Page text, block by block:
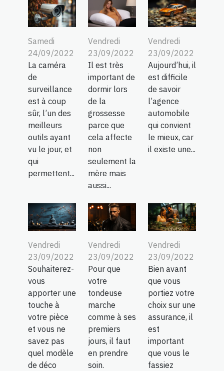
Samedi
24/09/2022
La caméra
de
surveillance
est à coup
sûr, l’un des
meilleurs
outils ayant
vu le jour, et
qui
permettent...
Vendredi
23/09/2022
Il est très
important de
dormir lors
de la
grossesse
parce que
cela affecte
non
seulement la
mère mais
aussi...
Vendredi
23/09/2022
Aujourd’hui, il
est difficile
de savoir
l’agence
automobile
qui convient
le mieux, car
il existe une...
Vendredi
23/09/2022
Souhaiterez-
vous
apporter une
touche à
votre pièce
et vous ne
savez pas
quel modèle
de déco
Vendredi
23/09/2022
Pour que
votre
tondeuse
marche
comme à ses
premiers
jours, il faut
en prendre
soin.
Vendredi
23/09/2022
Bien avant
que vous
portiez votre
choix sur une
assurance, il
est
important
que vous le
fassiez